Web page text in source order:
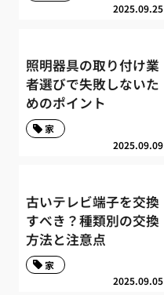
2025.09.25
照明器具の取り付け業
者選びで失敗しないた
めのポイント
2025.09.09
家
古いテレビ端子を交換
すべき？種類別の交換
方法と注意点
2025.09.05
家